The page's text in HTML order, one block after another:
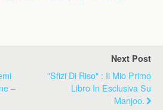
–
Next Post
"Sfizi Di Riso" : Il Mio Primo
Libro In Esclusiva Su
Manjoo.